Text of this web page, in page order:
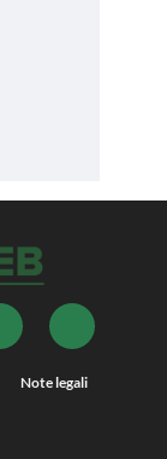
Note legali